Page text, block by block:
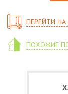
ПЕРЕЙТИ
ПОХОЖИЕ